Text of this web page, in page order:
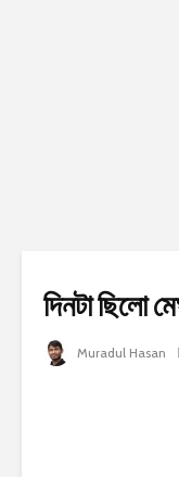
দিনটা ছিলো
Muradul Hasan